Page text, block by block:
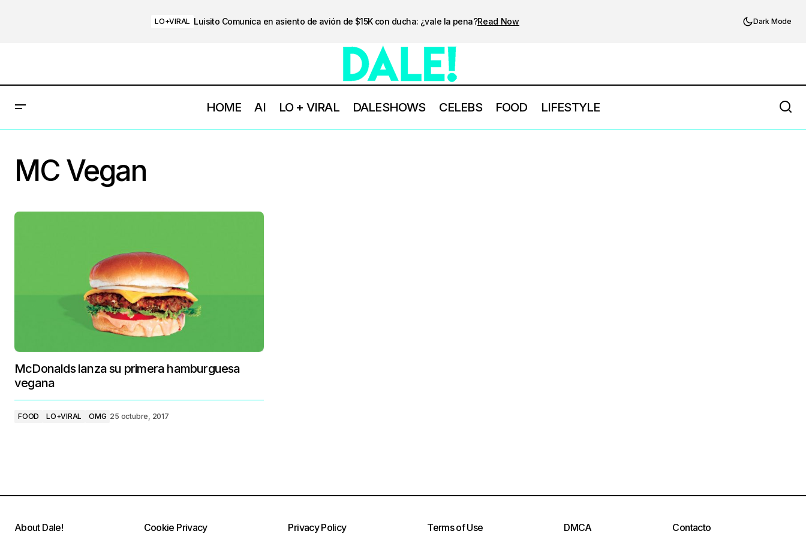
LO+VIRAL Luisito Comunica en asiento de avión de $15K con ducha: ¿vale la pena?Read Now Dark Mode
HOME AI LO + VIRAL DALESHOWS CELEBS FOOD LIFESTYLE
MC Vegan
McDonalds lanza su primera hamburguesa
vegana
FOOD LO+VIRAL OMG 25 octubre, 2017
About Dale! Cookie Privacy Privacy Policy Terms of Use DMCA Contacto